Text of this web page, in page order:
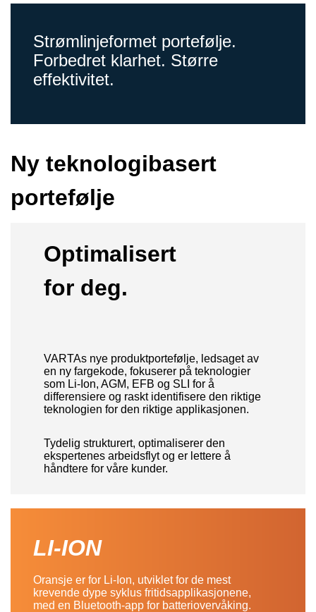
Strømlinjeformet portefølje.
Forbedret klarhet. Større
effektivitet.
Ny teknologibasert
portefølje
Optimalisert
for deg.
VARTAs nye produktportefølje, ledsaget av
en ny fargekode, fokuserer på teknologier
som Li-Ion, AGM, EFB og SLI for å
differensiere og raskt identifisere den riktige
teknologien for den riktige applikasjonen.
Tydelig strukturert, optimaliserer den
ekspertenes arbeidsflyt og er lettere å
håndtere for våre kunder.
LI-ION
Oransje er for Li-Ion, utviklet for de mest
krevende dype syklus fritidsapplikasjonene,
med en Bluetooth-app for batteriovervåking.